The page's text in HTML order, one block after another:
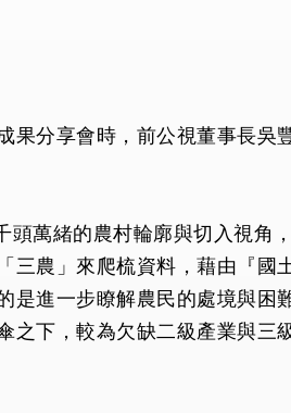
分享會時，前公視董事長吳
萬緒的農村輪廓與切入視角
農」來爬梳資料，藉由『國
進一步瞭解農民的處境與困
下，較為欠缺二級產業與三